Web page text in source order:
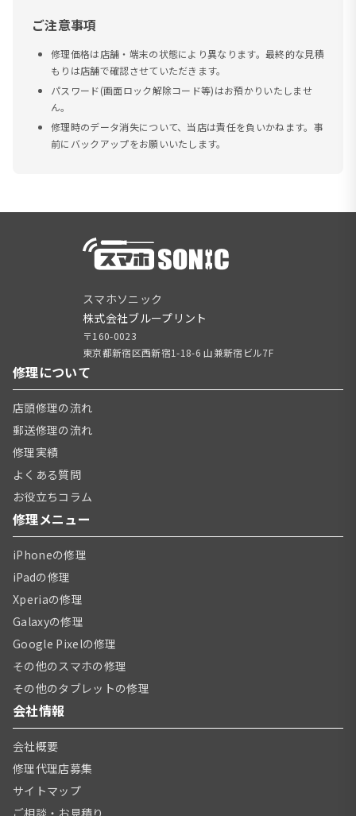
ご注意事項
修理価格は店舗・端末の状態により異なります。最終的な見積
もりは店舗で確認させていただきます。
パスワード(画面ロック解除コード等)はお預かりいたしませ
ん。
修理時のデータ消失について、当店は責任を負いかねます。事
前にバックアップをお願いいたします。
スマホソニック
株式会社ブループリント
〒160-0023
東京都新宿区西新宿1-18-6 山兼新宿ビル7F
修理について
店頭修理の流れ
郵送修理の流れ
修理実績
よくある質問
お役立ちコラム
修理メニュー
iPhoneの修理
iPadの修理
Xperiaの修理
Galaxyの修理
Google Pixelの修理
その他のスマホの修理
その他のタブレットの修理
会社情報
会社概要
修理代理店募集
サイトマップ